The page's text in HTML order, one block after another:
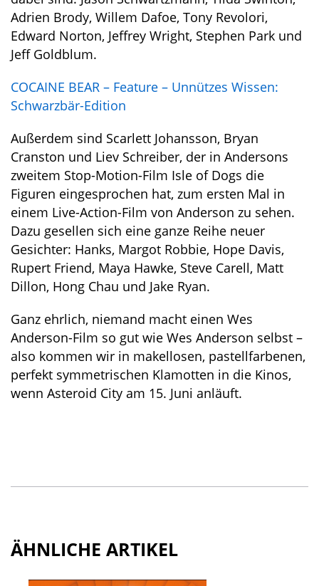
Adrien Brody, Willem Dafoe, Tony Revolori,
Edward Norton, Jeffrey Wright, Stephen Park und
Jeff Goldblum.
COCAINE BEAR – Feature – Unnützes Wissen:
Schwarzbär-Edition
Außerdem sind Scarlett Johansson, Bryan
Cranston und Liev Schreiber, der in Andersons
zweitem Stop-Motion-Film Isle of Dogs die
Figuren eingesprochen hat, zum ersten Mal in
einem Live-Action-Film von Anderson zu sehen.
Dazu gesellen sich eine ganze Reihe neuer
Gesichter: Hanks, Margot Robbie, Hope Davis,
Rupert Friend, Maya Hawke, Steve Carell, Matt
Dillon, Hong Chau und Jake Ryan.
Ganz ehrlich, niemand macht einen Wes
Anderson-Film so gut wie Wes Anderson selbst –
also kommen wir in makellosen, pastellfarbenen,
perfekt symmetrischen Klamotten in die Kinos,
wenn Asteroid City am 15. Juni anläuft.
ÄHNLICHE ARTIKEL